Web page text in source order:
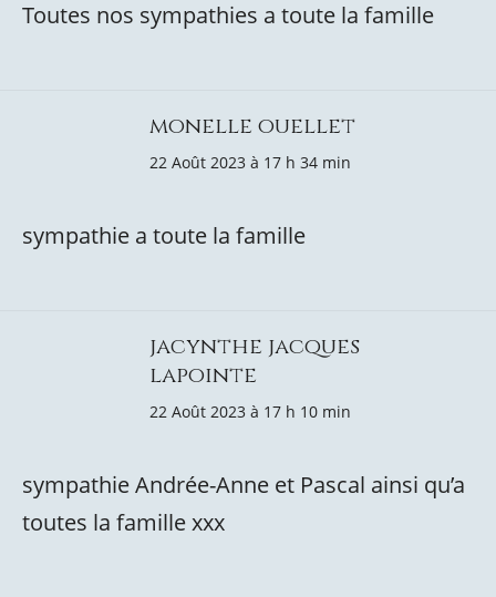
Toutes nos sympathies a toute la famille
monelle ouellet
22 Août 2023 à 17 h 34 min
sympathie a toute la famille
jacynthe jacques
lapointe
22 Août 2023 à 17 h 10 min
sympathie Andrée-Anne et Pascal ainsi qu’a
toutes la famille xxx